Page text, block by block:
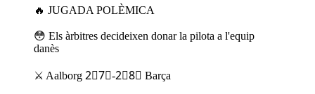
🔥 JUGADA POLÈMICA
😳 Els àrbitres decideixen donar la pilota a l'equip
danès
⚔️ Aalborg 2⃣7⃣-2⃣8⃣ Barça